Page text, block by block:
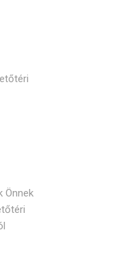
Önnek